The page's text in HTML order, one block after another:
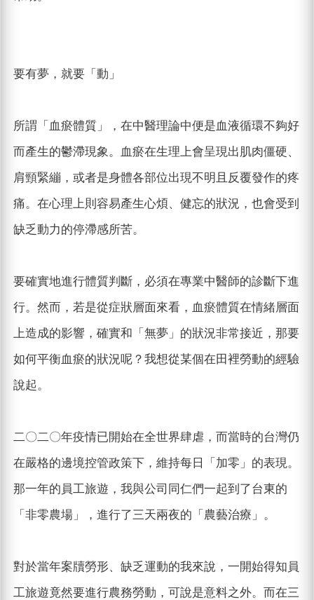
要有夢，就要「動」
所謂「血瘀體質」，在中醫理論中便是血液循環不夠好
而產生的鬱滯現象。血瘀在生理上會呈現出肌肉僵硬、
肩頸緊繃，或者是身體各部位出現不明且反覆發作的疼
痛。在心理上則容易產生心煩、健忘的狀況，也會受到
缺乏動力的停滯感所苦。
要確實地進行體質判斷，必須在專業中醫師的診斷下進
行。然而，若是從症狀層面來看，血瘀體質在情緒層面
上造成的影響，確實和「無夢」的狀況非常接近，那要
如何平衡血瘀的狀況呢？我想從某個在田裡勞動的經驗
說起。
二〇二〇年疫情已開始在全世界肆虐，而當時的台灣仍
在嚴格的邊境控管政策下，維持每日「加零」的表現。
那一年的員工旅遊，我與公司同仁們一起到了台東的
「非零農場」，進行了三天兩夜的「農藝治療」。
對於當年案牘勞形、缺乏運動的我來說，一開始得知員
工旅遊竟然要進行農務勞動，可說是意料之外。而在三